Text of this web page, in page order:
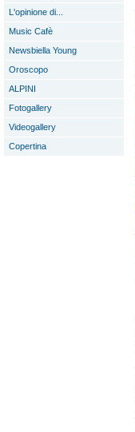
L'opinione di...
Music Cafè
Newsbiella Young
Oroscopo
ALPINI
Fotogallery
Videogallery
Copertina